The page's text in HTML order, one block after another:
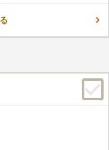
壁面にお骨を安置するスペ